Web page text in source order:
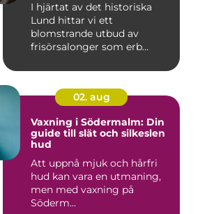
I hjärtat av det historiska
Lund hittar vi ett
blomstrande utbud av
frisörsalonger som erb...
02. aug
Vaxning i Södermalm: Din
guide till slät och silkeslen
hud
Att uppnå mjuk och hårfri
hud kan vara en utmaning,
men med vaxning på
Söderm...